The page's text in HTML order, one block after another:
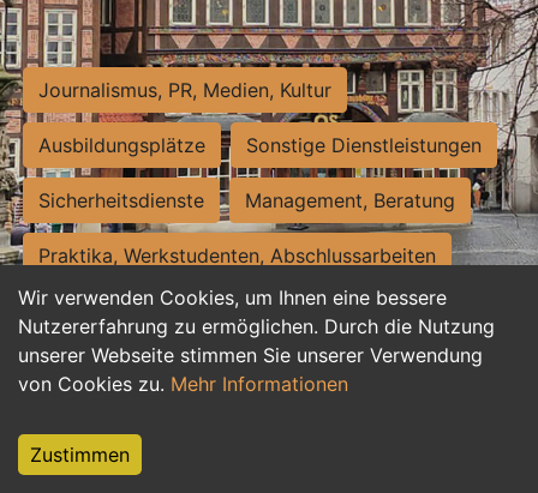
Wir verwenden Cookies, um Ihnen eine bessere
Nutzererfahrung zu ermöglichen. Durch die Nutzung
unserer Webseite stimmen Sie unserer Verwendung
von Cookies zu. Mehr Informationen
Zustimmen
Journalismus, PR, Medien, Kultur
Ausbildungsplätze Sonstige Dienstleistungen
Sicherheitsdienste Management, Beratung
Praktika, Werkstudenten, Abschlussarbeiten
Personalwesen Assistenz, Sekretariat
Hilfskräfte, Aushilfs- und Nebenjobs
Weiterbildung, Studium, duale Ausbildung